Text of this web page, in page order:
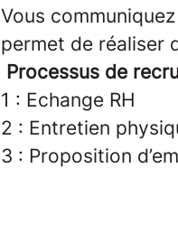
Vous
permet de réaliser
Processus de
1 : Echange RH
2 : Entretien
3 : Proposition